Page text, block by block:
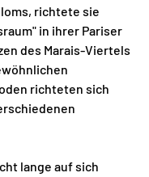
richtete sie
in ihrer Pariser
des Marais-Viertels
richteten sich
lange auf sich